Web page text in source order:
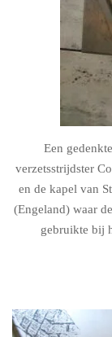
Een
verzetsstrijdster
en de kapel van
(Engeland) waar
gebruikte bij